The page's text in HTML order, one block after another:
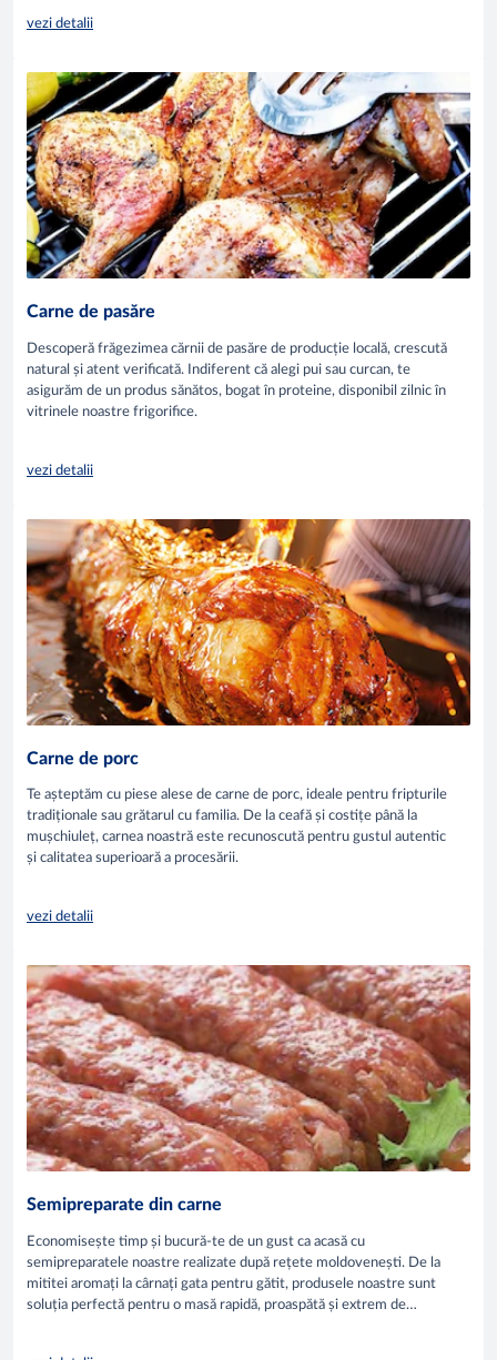
vezi detalii
Carne de pasăre
Descoperă frăgezimea cărnii de pasăre de producție locală, crescută
natural și atent verificată. Indiferent că alegi pui sau curcan, te
asigurăm de un produs sănătos, bogat în proteine, disponibil zilnic în
vitrinele noastre frigorifice.
vezi detalii
Carne de porc
Te așteptăm cu piese alese de carne de porc, ideale pentru fripturile
tradiționale sau grătarul cu familia. De la ceafă și costițe până la
mușchiuleț, carnea noastră este recunoscută pentru gustul autentic
și calitatea superioară a procesării.
vezi detalii
Semipreparate din carne
Economisește timp și bucură-te de un gust ca acasă cu
semipreparatele noastre realizate după rețete moldovenești. De la
mititei aromați la cârnați gata pentru gătit, produsele noastre sunt
soluția perfectă pentru o masă rapidă, proaspătă și extrem de